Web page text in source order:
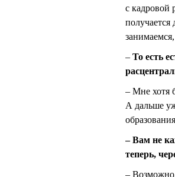
с кадровой
получается
– То есть
– Мне хотя
А дальше
– Вам не
теперь,
–